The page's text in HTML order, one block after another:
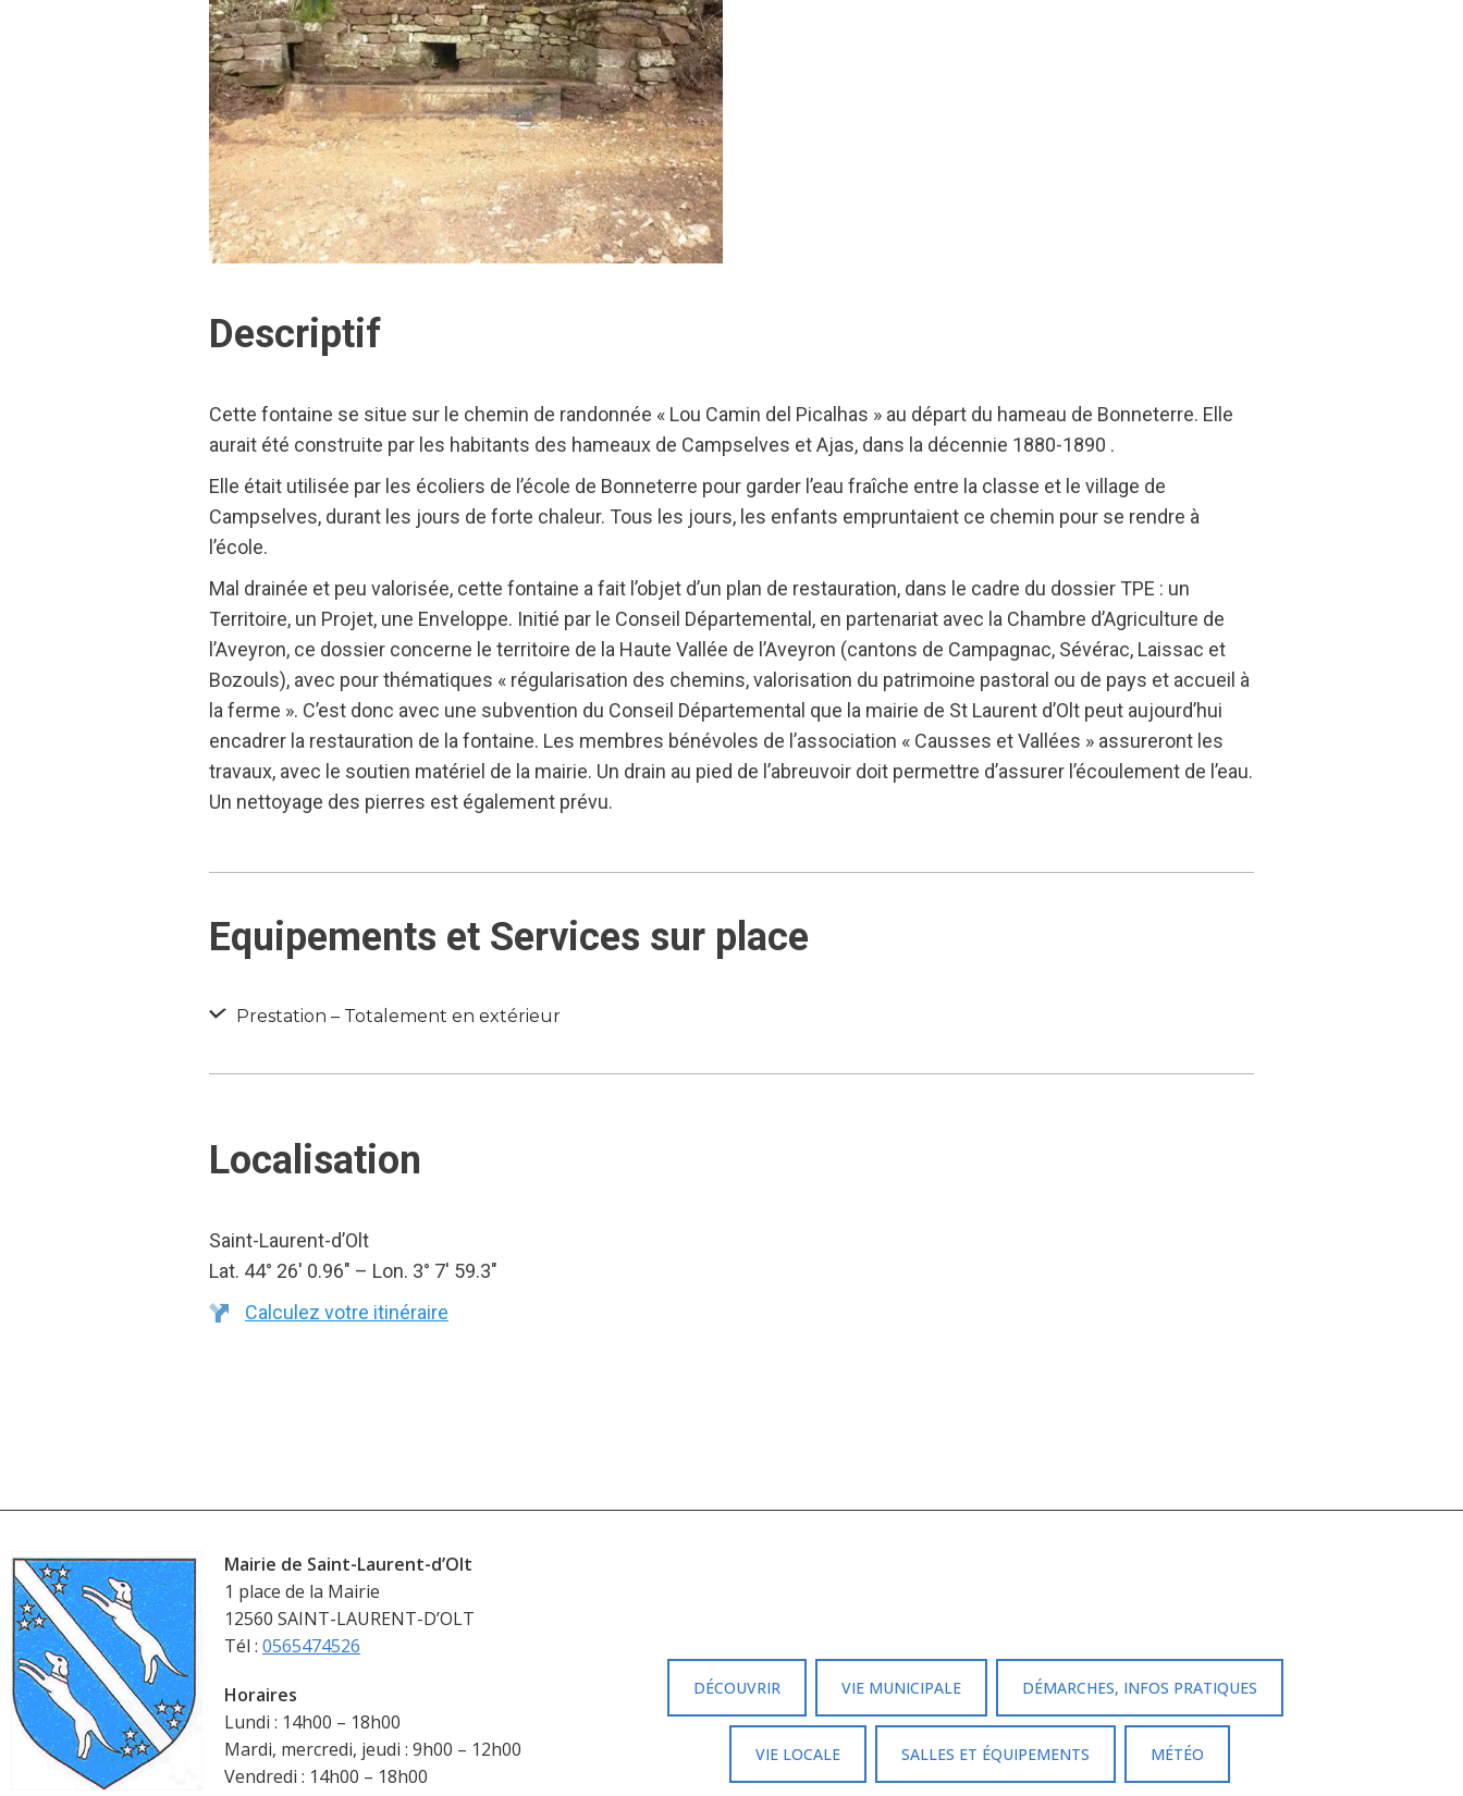
Descriptif
Cette fontaine se situe sur le chemin de randonnée « Lou Camin del Picalhas » au départ du hameau de Bonneterre. Elle
aurait été construite par les habitants des hameaux de Campselves et Ajas, dans la décennie 1880-1890 .
Elle était utilisée par les écoliers de l’école de Bonneterre pour garder l’eau fraîche entre la classe et le village de
Campselves, durant les jours de forte chaleur. Tous les jours, les enfants empruntaient ce chemin pour se rendre à
l’école.
Mal drainée et peu valorisée, cette fontaine a fait l’objet d’un plan de restauration, dans le cadre du dossier TPE : un
Territoire, un Projet, une Enveloppe. Initié par le Conseil Départemental, en partenariat avec la Chambre d’Agriculture de
l’Aveyron, ce dossier concerne le territoire de la Haute Vallée de l’Aveyron (cantons de Campagnac, Sévérac, Laissac et
Bozouls), avec pour thématiques « régularisation des chemins, valorisation du patrimoine pastoral ou de pays et accueil à
la ferme ». C’est donc avec une subvention du Conseil Départemental que la mairie de St Laurent d’Olt peut aujourd’hui
encadrer la restauration de la fontaine. Les membres bénévoles de l’association « Causses et Vallées » assureront les
travaux, avec le soutien matériel de la mairie. Un drain au pied de l’abreuvoir doit permettre d’assurer l’écoulement de l’eau.
Un nettoyage des pierres est également prévu.
Equipements et Services sur place
Prestation – Totalement en extérieur
Localisation
Saint-Laurent-d’Olt
Lat. 44° 26′ 0.96″ – Lon. 3° 7′ 59.3″
Calculez votre itinéraire
Mairie de Saint-Laurent-d’Olt
1 place de la Mairie
12560 SAINT-LAURENT-D’OLT
Tél : 0565474526
Horaires
Lundi : 14h00 – 18h00
Mardi, mercredi, jeudi : 9h00 – 12h00
Vendredi : 14h00 – 18h00
DÉCOUVRIR VIE MUNICIPALE DÉMARCHES, INFOS PRATIQUES
VIE LOCALE SALLES ET ÉQUIPEMENTS MÉTÉO